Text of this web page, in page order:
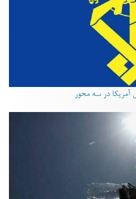
آمریکا در سه محور